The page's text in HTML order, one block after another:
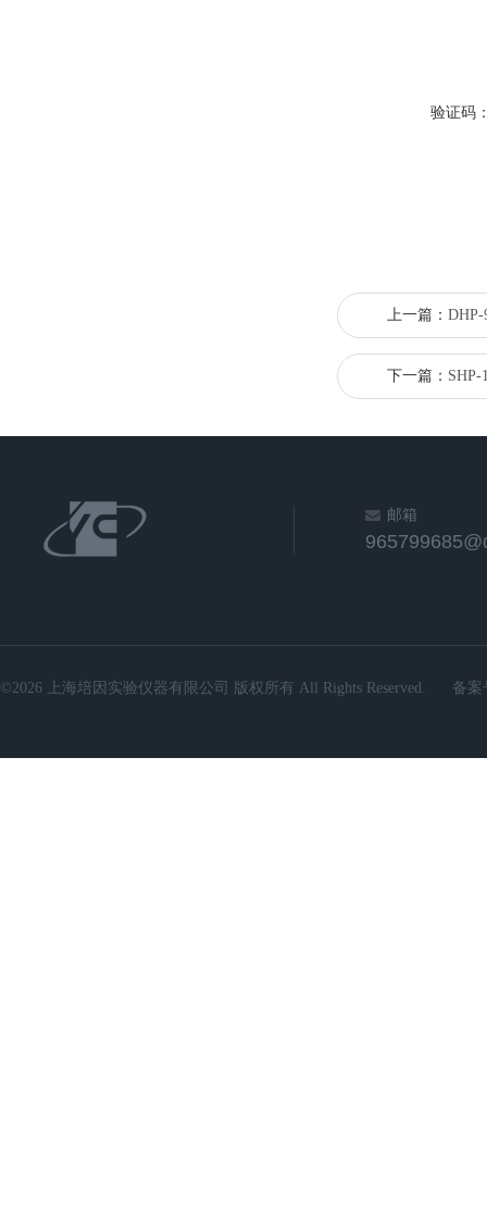
验证码
上一篇：
下一篇：
邮箱
©2026 上海培因实验仪器有限公司 版权所有 All Rights Reserved. 备案